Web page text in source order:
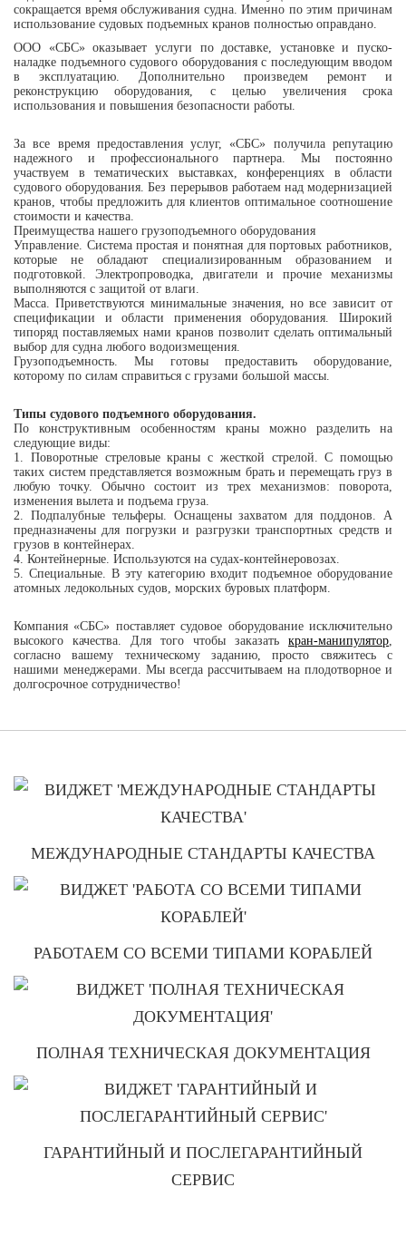
сокращается время обслуживания судна. Именно по этим причинам
использование судовых подъемных кранов полностью оправдано.
ООО «СБС» оказывает услуги по доставке, установке и пуско-
наладке подъемного судового оборудования с последующим вводом
в эксплуатацию. Дополнительно произведем ремонт и
реконструкцию оборудования, с целью увеличения срока
использования и повышения безопасности работы.
За все время предоставления услуг, «СБС» получила репутацию
надежного и профессионального партнера. Мы постоянно
участвуем в тематических выставках, конференциях в области
судового оборудования. Без перерывов работаем над модернизацией
кранов, чтобы предложить для клиентов оптимальное соотношение
стоимости и качества.
Преимущества нашего грузоподъемного оборудования
Управление. Система простая и понятная для портовых работников,
которые не обладают специализированным образованием и
подготовкой. Электропроводка, двигатели и прочие механизмы
выполняются с защитой от влаги.
Масса. Приветствуются минимальные значения, но все зависит от
спецификации и области применения оборудования. Широкий
типоряд поставляемых нами кранов позволит сделать оптимальный
выбор для судна любого водоизмещения.
Грузоподъемность. Мы готовы предоставить оборудование,
которому по силам справиться с грузами большой массы.
Типы судового подъемного оборудования.
По конструктивным особенностям краны можно разделить на
следующие виды:
1. Поворотные стреловые краны с жесткой стрелой. С помощью
таких систем представляется возможным брать и перемещать груз в
любую точку. Обычно состоит из трех механизмов: поворота,
изменения вылета и подъема груза.
2. Подпалубные тельферы. Оснащены захватом для поддонов. А
предназначены для погрузки и разгрузки транспортных средств и
грузов в контейнерах.
4. Контейнерные. Используются на судах-контейнеровозах.
5. Специальные. В эту категорию входит подъемное оборудование
атомных ледокольных судов, морских буровых платформ.
Компания «СБС» поставляет судовое оборудование исключительно
высокого качества. Для того чтобы заказать кран-манипулятор
согласно вашему техническому заданию, просто свяжитесь с
нашими менеджерами. Мы всегда рассчитываем на плодотворное и
долгосрочное сотрудничество!
МЕЖДУНАРОДНЫЕ СТАНДАРТЫ КАЧЕСТВА
РАБОТАЕМ СО ВСЕМИ ТИПАМИ КОРАБЛЕЙ
ПОЛНАЯ ТЕХНИЧЕСКАЯ ДОКУМЕНТАЦИЯ
ГАРАНТИЙНЫЙ И ПОСЛЕГАРАНТИЙНЫЙ
СЕРВИС